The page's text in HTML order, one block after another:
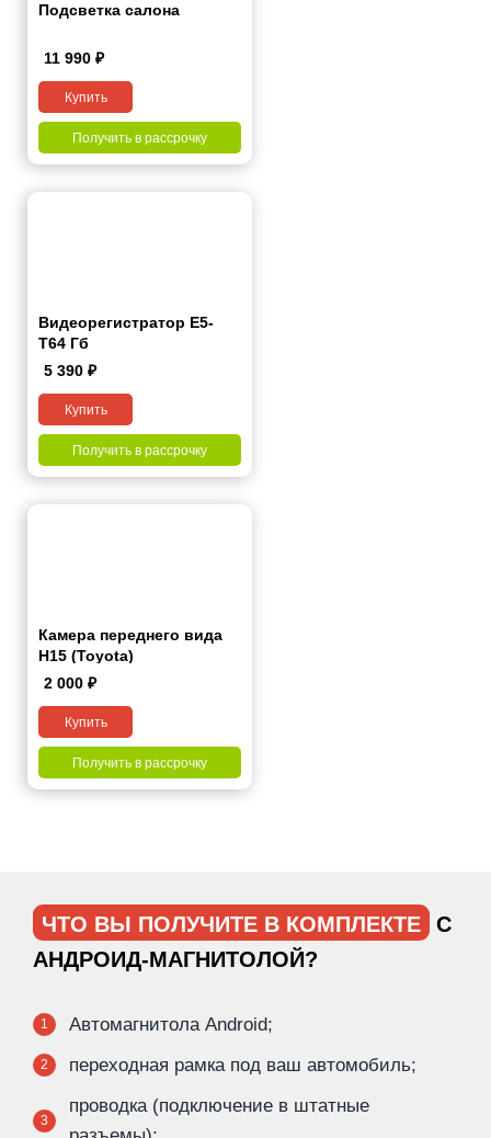
Подсветка салона
11 990 ₽
Купить
Получить в рассрочку
Видеорегистратор Е5-
Т64 Гб
5 390 ₽
Купить
Получить в рассрочку
Камера переднего вида
H15 (Toyota)
2 000 ₽
Купить
Получить в рассрочку
ЧТО ВЫ ПОЛУЧИТЕ В КОМПЛЕКТЕ
С
АНДРОИД-МАГНИТОЛОЙ?
1 Автомагнитола Android;
2 переходная рамка под ваш автомобиль;
3
проводка (подключение в штатные